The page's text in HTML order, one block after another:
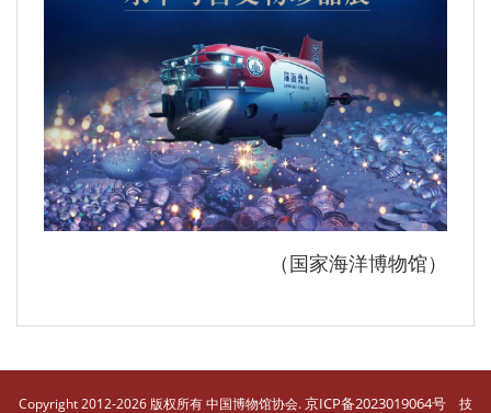
（国家海洋博物馆）
Copyright 2012-2026 版权所有 中国博物馆协会.京ICP备2023019064号 技